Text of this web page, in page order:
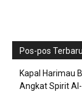
Pos-pos Terbaru
Kapal Harimau
Angkat Spirit